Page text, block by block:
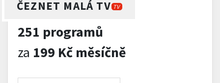
ČEZNET MALÁ TV TV
251 programů
za 199 Kč měsíčně